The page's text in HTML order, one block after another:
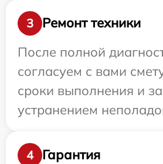
3
Ремонт техники
После полной
согласуем с вами
сроки выполнения и
устранением
4
Гарантия